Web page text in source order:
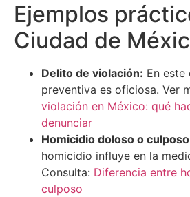
Ejemplos
Ciudad de
Delito de violación: En este
preventiva es oficiosa. Ver
violación en México: qué
denunciar
Homicidio doloso o
homicidio influye en la
Consulta: Diferencia entre
culposo